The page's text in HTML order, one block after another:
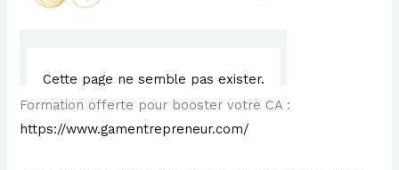
Formation offerte pour booster votre CA :
https://www.gamentrepreneur.com/